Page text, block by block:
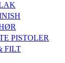
PISTOLER
FILT